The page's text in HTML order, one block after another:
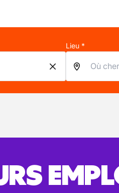
Lieu *